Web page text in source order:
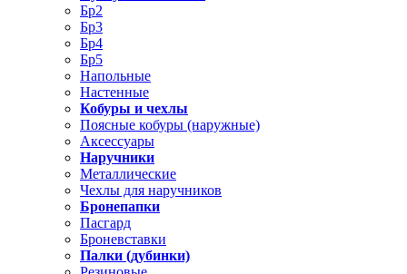
Бр2
Бр3
Бр4
Бр5
Напольные
Настенные
Кобуры и чехлы
Поясные кобуры (наружные)
Аксессуары
Наручники
Металлические
Чехлы для наручников
Бронепапки
Пасгард
Броневставки
Палки (дубинки)